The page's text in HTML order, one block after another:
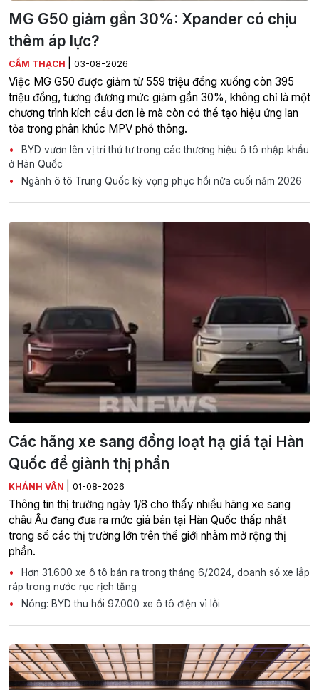
MG G50 giảm gần 30%: Xpander có chịu
thêm áp lực?
CẨM THẠCH 03-08-2026
Việc MG G50 được giảm từ 559 triệu đồng xuống còn 395
triệu đồng, tương đương mức giảm gần 30%, không chỉ là một
chương trình kích cầu đơn lẻ mà còn có thể tạo hiệu ứng lan
tỏa trong phân khúc MPV phổ thông.
BYD vươn lên vị trí thứ tư trong các thương hiệu ô tô nhập khẩu
ở Hàn Quốc
Ngành ô tô Trung Quốc kỳ vọng phục hồi nửa cuối năm 2026
Các hãng xe sang đồng loạt hạ giá tại Hàn
Quốc để giành thị phần
KHÁNH VÂN 01-08-2026
Thông tin thị trường ngày 1/8 cho thấy nhiều hãng xe sang
châu Âu đang đưa ra mức giá bán tại Hàn Quốc thấp nhất
trong số các thị trường lớn trên thế giới nhằm mở rộng thị
phần.
Hơn 31.600 xe ô tô bán ra trong tháng 6/2024, doanh số xe lắp
ráp trong nước rục rịch tăng
Nóng: BYD thu hồi 97.000 xe ô tô điện vì lỗi